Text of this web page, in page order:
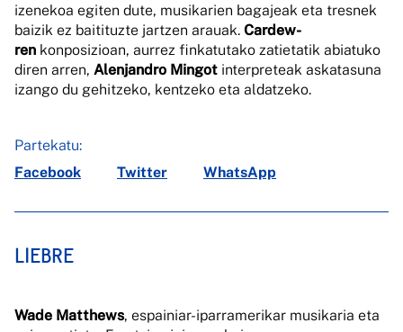
izenekoa egiten dute, musikarien bagajeak eta tresnek
baizik ez baitituzte jartzen arauak. Cardew-
ren konposizioan, aurrez finkatutako zatietatik abiatuko
diren arren, Alenjandro Mingot interpreteak askatasuna
izango du gehitzeko, kentzeko eta aldatzeko.
Partekatu:
Facebook
Twitter WhatsApp
LIEBRE
Wade Matthews, espainiar-iparramerikar musikaria eta